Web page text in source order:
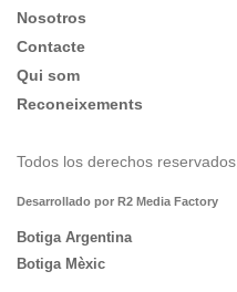
Nosotros
Contacte
Qui som
Reconeixements
Todos los derechos reservados.
Desarrollado por R2 Media Factory
Botiga Argentina
Botiga Mèxic